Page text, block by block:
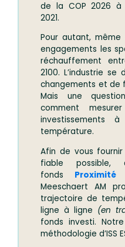
de la COP 2026 à
2021.
Pour autant,
engagements les
réchauffement
2100. L’industrie
changements et de
Mais une
comment
investissements
température.
Afin de vous
fiable
fonds Proximité
Meeschaert AM
trajectoire de
ligne à ligne (en
fonds investi.
méthodologie d’ISS